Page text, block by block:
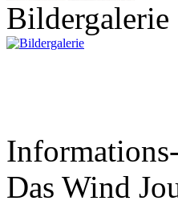
Bildergalerie
Das Wind